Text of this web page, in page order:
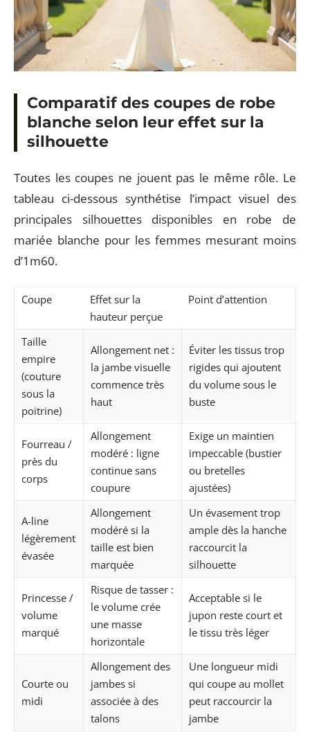
Comparatif des coupes de robe
blanche selon leur effet sur la
silhouette
Toutes les coupes ne jouent pas le même rôle. Le
tableau ci-dessous synthétise l’impact visuel des
principales silhouettes disponibles en robe de
mariée blanche pour les femmes mesurant moins
d’1m60.
Coupe
Effet sur la
hauteur perçue
Point d’attention
Taille
empire
(couture
sous la
poitrine)
Allongement net :
la jambe visuelle
commence très
haut
Éviter les tissus trop
rigides qui ajoutent
du volume sous le
buste
Fourreau /
près du
corps
Allongement
modéré : ligne
continue sans
coupure
Exige un maintien
impeccable (bustier
ou bretelles
ajustées)
A-line
légèrement
évasée
Allongement
modéré si la
taille est bien
marquée
Un évasement trop
ample dès la hanche
raccourcit la
silhouette
Princesse /
volume
marqué
Risque de tasser :
le volume crée
une masse
horizontale
Acceptable si le
jupon reste court et
le tissu très léger
Courte ou
midi
Allongement des
jambes si
associée à des
talons
Une longueur midi
qui coupe au mollet
peut raccourcir la
jambe